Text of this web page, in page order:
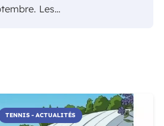
Les…
TENNIS - ACTUALITÉS